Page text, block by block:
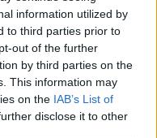
information utilized by
to third parties prior to
out of the further
by third parties on the
This information may
on the IAB’s List of
disclose it to other
προτιμούμε να
ο… γουρλής Βαρόνε:
(φωτο)